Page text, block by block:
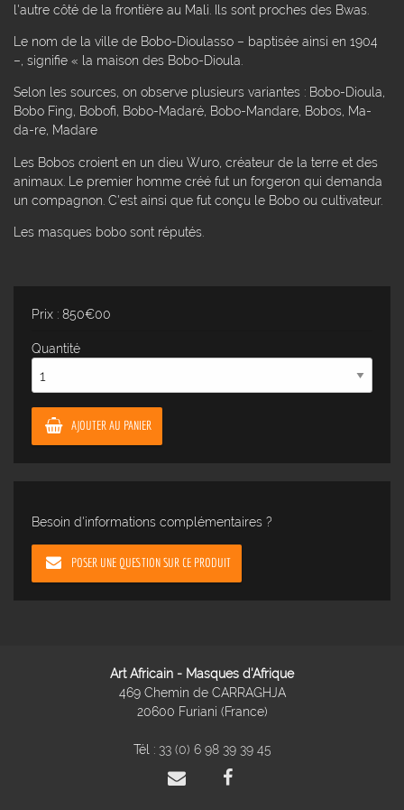
l'autre côté de la frontière au Mali. Ils sont proches des Bwas.
Le nom de la ville de Bobo-Dioulasso – baptisée ainsi en 1904
–, signifie « la maison des Bobo-Dioula.
Selon les sources, on observe plusieurs variantes : Bobo-Dioula,
Bobo Fing, Bobofi, Bobo-Madaré, Bobo-Mandare, Bobos, Ma-
da-re, Madare
Les Bobos croient en un dieu Wuro, créateur de la terre et des
animaux. Le premier homme créé fut un forgeron qui demanda
un compagnon. C'est ainsi que fut conçu le Bobo ou cultivateur.
Les masques bobo sont réputés.
Prix : 850€00
Quantité
AJOUTER AU PANIER
Besoin d'informations complémentaires ?
POSER UNE QUESTION SUR CE PRODUIT
Art Africain - Masques d'Afrique
469 Chemin de CARRAGHJA
20600 Furiani (France)
Tél : 33 (0) 6 98 39 39 45